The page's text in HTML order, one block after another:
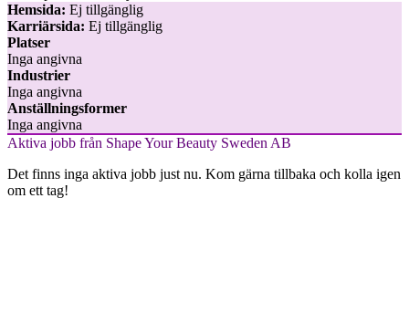
Hemsida: Ej tillgänglig
Karriärsida: Ej tillgänglig
Platser
Inga angivna
Industrier
Inga angivna
Anställningsformer
Inga angivna
Aktiva jobb från Shape Your Beauty Sweden AB
Det finns inga aktiva jobb just nu. Kom gärna tillbaka och kolla igen
om ett tag!